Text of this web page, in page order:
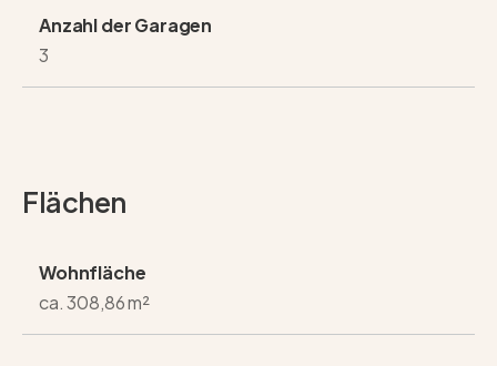
Anzahl der Garagen
3
Flächen
Wohnfläche
ca. 308,86 m²